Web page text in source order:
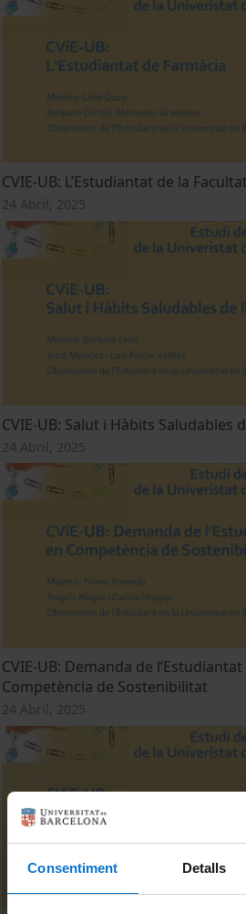
Consentiment Detalls
CVIE-UB: L’Estudiantat de la
24 Abril, 2025
CVIE-UB: Salut i Hàbits Saludables
24 Abril, 2025
CVIE-UB: Demanda de
Competència de Sostenibilitat
24 Abril, 2025